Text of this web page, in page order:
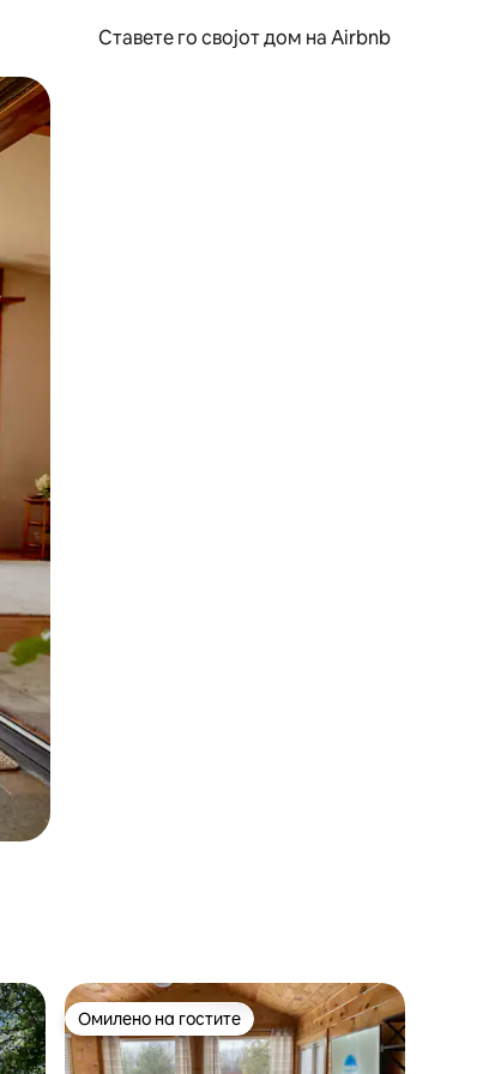
Ставете го својот дом на Airbnb
со лизгање.
Омилено на гостите
Омилено на гостите